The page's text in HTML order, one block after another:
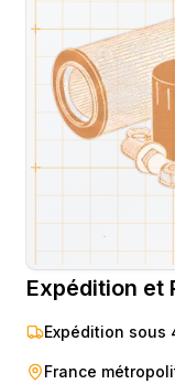
MARQUES
Livraison & retours
Expédition et
Expédition sous
France